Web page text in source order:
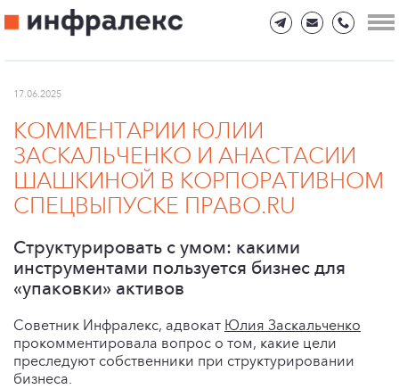
17.06.2025
КОММЕНТАРИИ ЮЛИИ
ЗАСКАЛЬЧЕНКО И АНАСТАСИИ
ШАШКИНОЙ В КОРПОРАТИВНОМ
СПЕЦВЫПУСКЕ ПРАВО.RU
Структурировать с умом: какими
инструментами пользуется бизнес для
«упаковки» активов
Советник Инфралекс, адвокат Юлия Заскальченко
прокомментировала вопрос о том, какие цели
преследуют собственники при структурировании
бизнеса.